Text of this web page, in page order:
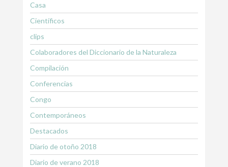
Casa
Científicos
clips
Colaboradores del Diccionario de la Naturaleza
Compilación
Conferencias
Congo
Contemporáneos
Destacados
Diario de otoño 2018
Diario de verano 2018